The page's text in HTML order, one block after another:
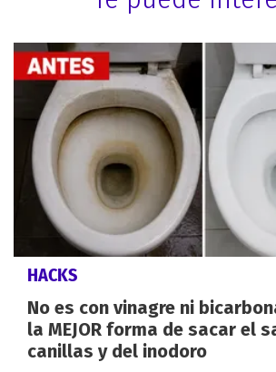
HACKS
No es con vinagre ni
la MEJOR forma de sacar el
canillas y del inodoro